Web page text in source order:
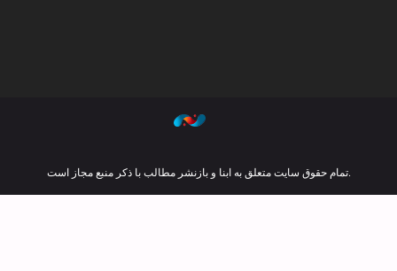
تمام حقوق سایت متعلق به ابنا و بازنشر مطالب با ذکر منبع مجاز است.